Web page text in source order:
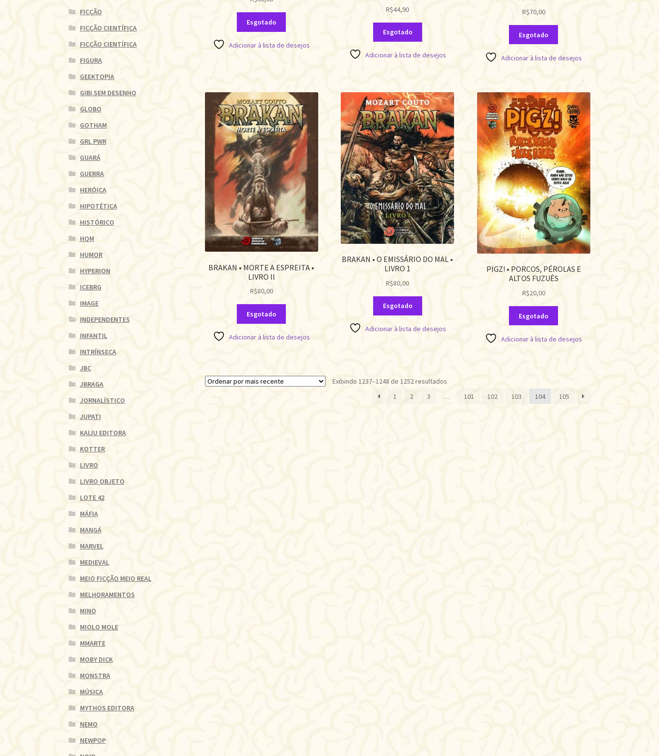
Esgotado
Adicionar à lista de desejos
R$44,90
Esgotado
Adicionar à lista de desejos
R$70,00
Esgotado
Adicionar à lista de desejos
BRAKAN • MORTE A ESPREITA •
LIVRO ll
R$80,00
Esgotado
Adicionar à lista de desejos
BRAKAN • O EMISSÁRIO DO MAL •
LIVRO 1
R$80,00
Esgotado
Adicionar à lista de desejos
PIGZ! • PORCOS, PÉROLAS E
ALTOS FUZUÊS
R$20,00
Esgotado
Adicionar à lista de desejos
Exibindo 1237–1248 de 1252 resultadosClassificado
1 2 3 … 101 102 103 104 105
FICÇÃO
FICÇÃO CIENTÍFICA
FICÇÃO CIENTÍFICA
FIGURA
GEEKTOPIA
GIBI SEM DESENHO
GLOBO
GOTHAM
GRL PWR
GUARÁ
GUERRA
HERÓICA
HIPOTÉTICA
HISTÓRICO
HQM
HUMOR
HYPERION
ICEBRG
IMAGE
INDEPENDENTES
INFANTIL
INTRÍNSECA
JBC
JBRAGA
JORNALÍSTICO
JUPATI
KAIJU EDITORA
KOTTER
LIVRO
LIVRO OBJETO
LOTE 42
MÁFIA
MANGÁ
MARVEL
MEDIEVAL
MEIO FICÇÃO MEIO REAL
MELHORAMENTOS
MINO
MIOLO MOLE
MMARTE
MOBY DICK
MONSTRA
MÚSICA
MYTHOS EDITORA
NEMO
NEWPOP